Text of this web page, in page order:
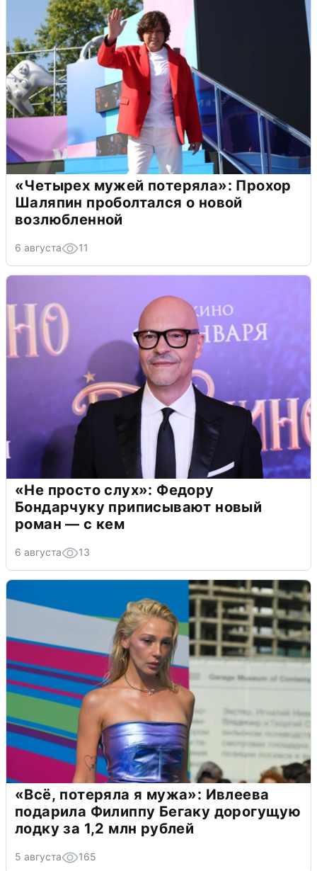
«Четырех мужей потеряла»: Прохор
Шаляпин проболтался о новой
возлюбленной
6 августа 11
«Не просто слух»: Федору
Бондарчуку приписывают новый
роман — с кем
6 августа 13
«Всё, потеряла я мужа»: Ивлеева
подарила Филиппу Бегаку дорогущую
лодку за 1,2 млн рублей
5 августа 165